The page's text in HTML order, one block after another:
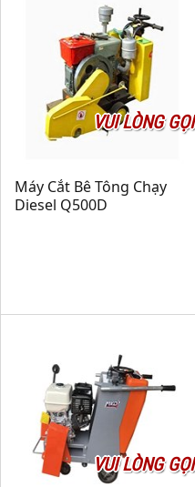
VUI LÒNG GỌI
Máy Cắt Bê Tông Chạy
Diesel Q500D
VUI LÒNG GỌI